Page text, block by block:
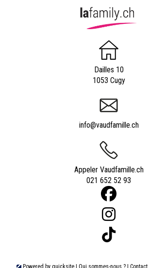
Dailles 10
1053 Cugy
info@vaudfamille.ch
Appeler Vaudfamille.ch
021 652 52 93
Powered by quicksite Qui sommes-nous ?| Contact|